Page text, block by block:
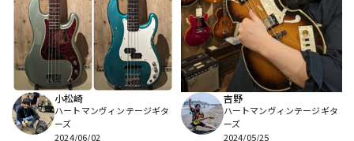
小松崎
ハートマンヴィンテージギタ
ーズ
2024/06/02
吉野
ハートマンヴィンテージギタ
ーズ
2024/05/25